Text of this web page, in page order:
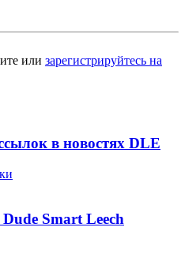
или зарегистрируйтесь на
в новостях DLE
Smart Leech